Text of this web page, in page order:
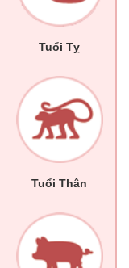
Tuổi Tỵ
Tuổi Thân